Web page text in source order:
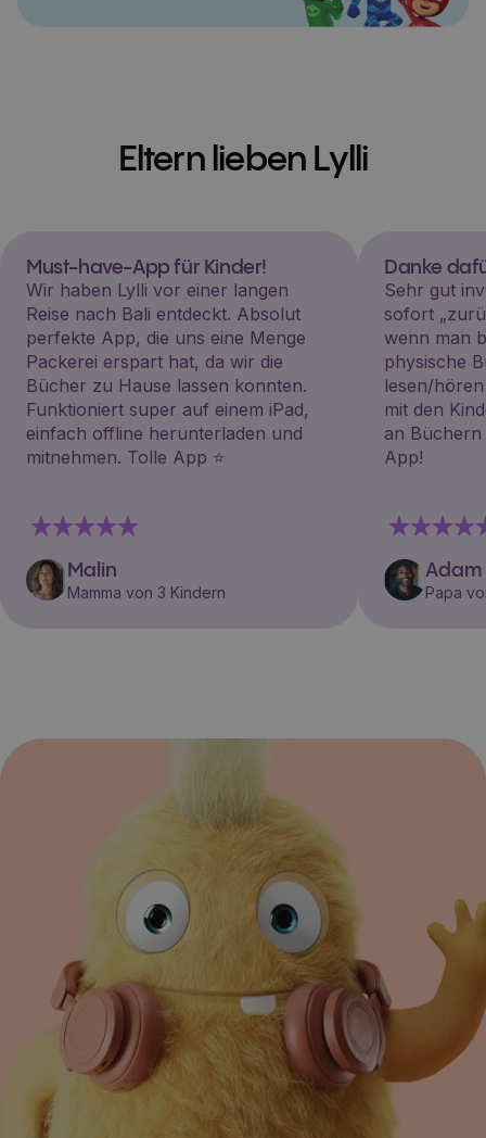
Eltern lieben Lylli
Must-have-App für Kinder!
Wir haben Lylli vor einer langen
Reise nach Bali entdeckt. Absolut
perfekte App, die uns eine Menge
Packerei erspart hat, da wir die
Bücher zu Hause lassen konnten.
Funktioniert super auf einem iPad,
einfach offline herunterladen und
mitnehmen. Tolle App ⭐️
Malin
Mamma von 3 Kindern
Danke
Sehr gut
sofort
wenn man
physische
lesen/
mit den
an Büchern
App!
Adam
Papa